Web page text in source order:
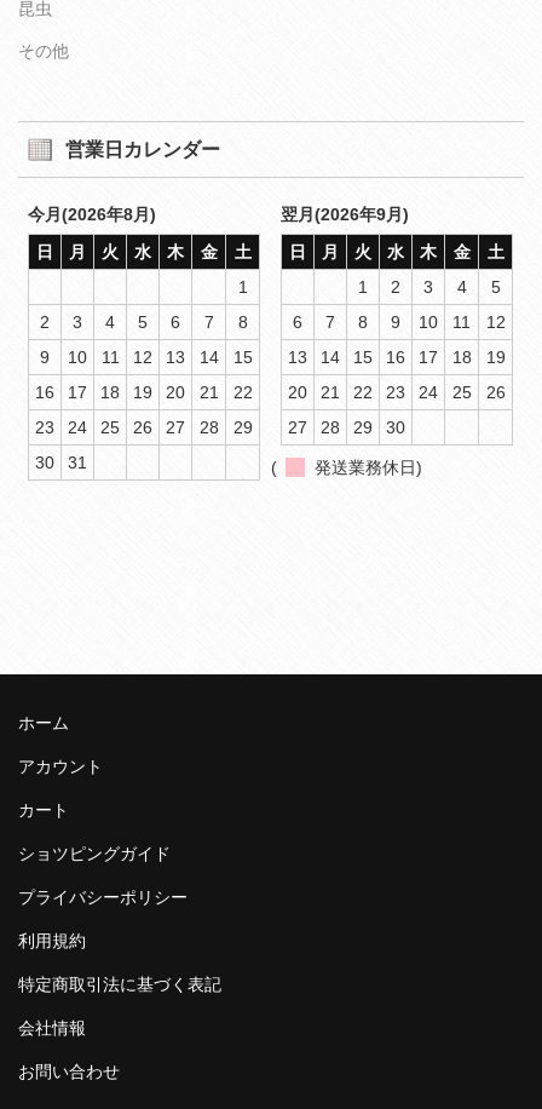
昆虫
その他
営業日カレンダー
今月(2026年8月)
日
月 火 水 木 金
土
1
2
3 4 5 6 7
8
9
10 11 12 13 14
15
16
17 18 19 20 21
22
23
24 25 26 27 28
29
30
31
翌月(2026年9月)
日
月 火 水 木 金
土
1
2 3 4
5
6
7 8 9 10 11
12
13
14 15 16 17 18
19
20
21 22 23 24 25
26
27
28 29 30
( 発送業務休日)
ホーム
アカウント
カート
ショツピングガイド
プライバシーポリシー
利用規約
特定商取引法に基づく表記
会社情報
お問い合わせ